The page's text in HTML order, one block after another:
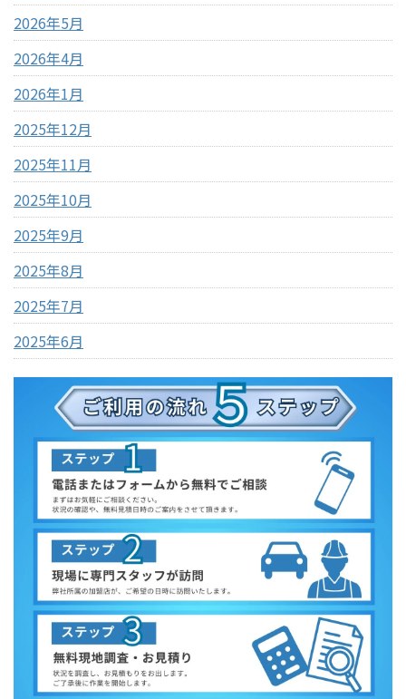
2026年5月
2026年4月
2026年1月
2025年12月
2025年11月
2025年10月
2025年9月
2025年8月
2025年7月
2025年6月